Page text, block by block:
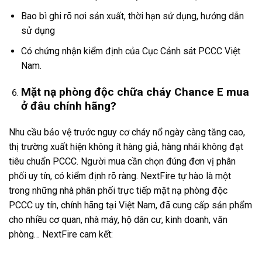
Bao bì ghi rõ nơi sản xuất, thời hạn sử dụng, hướng dẫn
sử dụng
Có chứng nhận kiểm định của Cục Cảnh sát PCCC Việt
Nam.
Mặt nạ phòng độc chữa cháy Chance E mua
ở đâu chính hãng?
Nhu cầu bảo vệ trước nguy cơ cháy nổ ngày càng tăng cao,
thị trường xuất hiện không ít hàng giả, hàng nhái không đạt
tiêu chuẩn PCCC. Người mua cần chọn đúng đơn vị phân
phối uy tín, có kiểm định rõ ràng. NextFire tự hào là một
trong những nhà phân phối trực tiếp mặt nạ phòng độc
PCCC uy tín, chính hãng tại Việt Nam, đã cung cấp sản phẩm
cho nhiều cơ quan, nhà máy, hộ dân cư, kinh doanh, văn
phòng… NextFire cam kết: